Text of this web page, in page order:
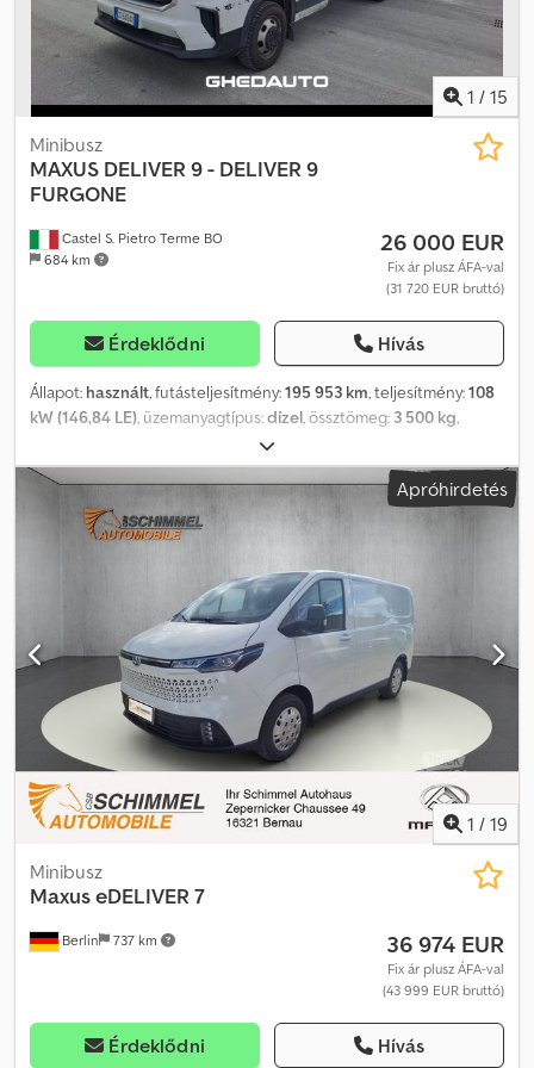
1 / 15
Castel S. Pietro Terme BO
684 km
Minibusz
MAXUS DELIVER 9 - DELIVER 9
FURGONE
26 000 EUR
Fix ár plusz ÁFA-val
(31 720 EUR bruttó)
Érdeklődni Hívás
Állapot: használt, futásteljesítmény:195 953 km, teljesítmény:108
kW (146,84 LE) , üzemanyagtípus:dízel , össztömeg: 3 500 kg
, első forgalomba helyezés:
Információért Cjdpfx Aey Idrmshcoha
Apróhirdetés
1 / 19
Berlin 737 km
Minibusz
MaxuseDELIVER 7
36 974 EUR
Fix ár plusz ÁFA-val
(43 999 EUR bruttó)
Érdeklődni Hívás